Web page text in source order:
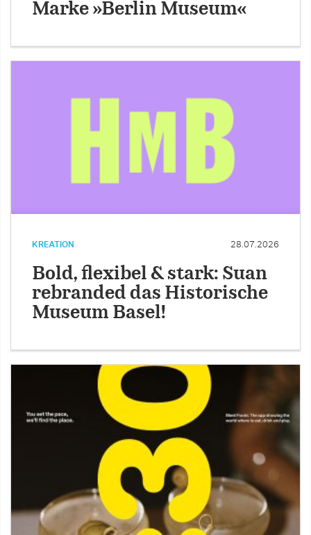
Marke »Berlin Museum«
KREATION 28.07.2026
Bold, flexibel & stark: Suan
rebranded das Historische
Museum Basel!